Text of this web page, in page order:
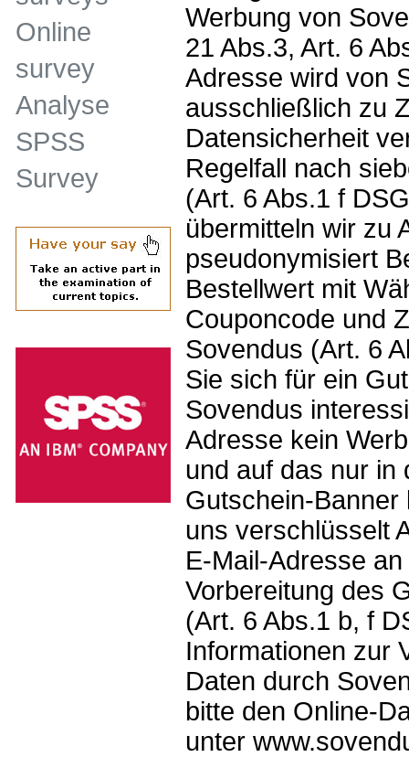
Werbung von
21 Abs.3, Art. 6
Adresse wird von
ausschließlich zu
Datensicherheit
Regelfall nach
(Art. 6 Abs.1 f
übermitteln wir zu
pseudonymisiert
Bestellwert mit
Couponcode und
Sovendus (Art. 6
Sie sich für ein
Sovendus
Adresse kein
und auf das nur in
Gutschein-
uns verschlüsselt
E-Mail-Adresse
Vorbereitung des
(Art. 6 Abs.1 b, f
Informationen zur
Daten durch
bitte den Online-
unter
Online
survey
Analyse
SPSS
Survey